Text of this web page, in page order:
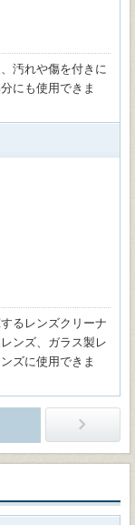
汚れや傷を付きに
にも使用できま
るレンズクリーナ
ンズ、ガラス製レ
ズに使用できま